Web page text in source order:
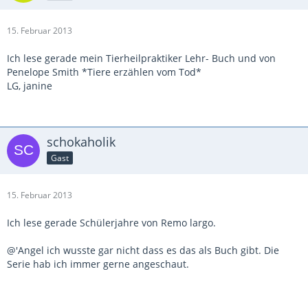
15. Februar 2013
Ich lese gerade mein Tierheilpraktiker Lehr- Buch und von
Penelope Smith *Tiere erzählen vom Tod*
LG, janine
schokaholik
Gast
15. Februar 2013
Ich lese gerade Schülerjahre von Remo largo.
@'Angel ich wusste gar nicht dass es das als Buch gibt. Die
Serie hab ich immer gerne angeschaut.